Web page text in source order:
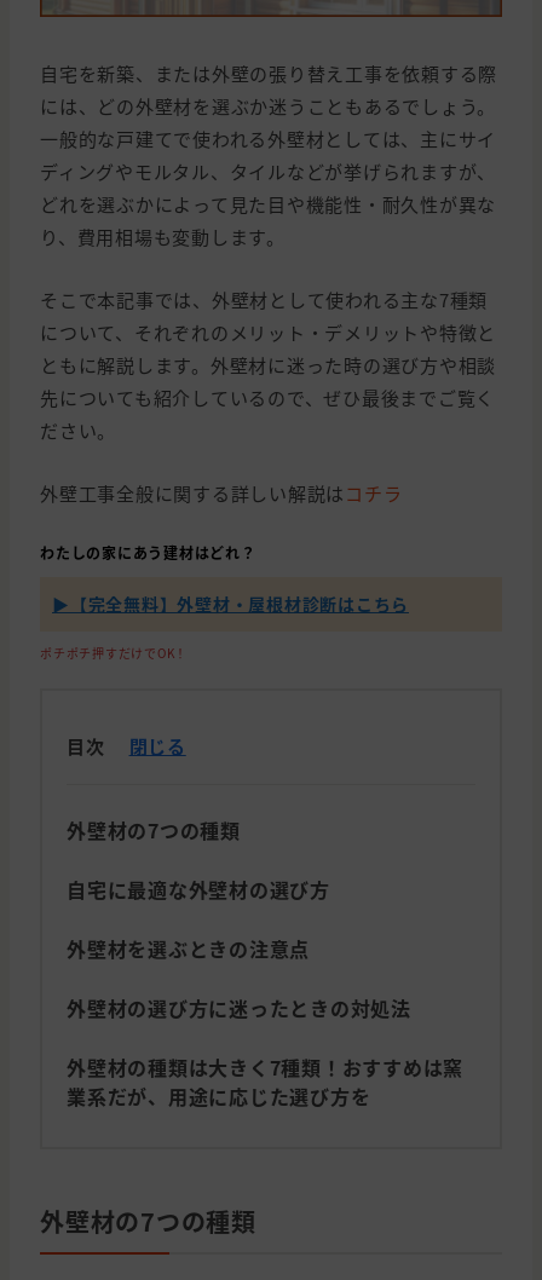
自宅を新築、または外壁の張り替え工事を依頼する際
には、どの外壁材を選ぶか迷うこともあるでしょう。
一般的な戸建てで使われる外壁材としては、主にサイ
ディングやモルタル、タイルなどが挙げられますが、
どれを選ぶかによって見た目や機能性・耐久性が異な
り、費用相場も変動します。
そこで本記事では、外壁材として使われる主な7種類
について、それぞれのメリット・デメリットや特徴と
ともに解説します。外壁材に迷った時の選び方や相談
先についても紹介しているので、ぜひ最後までご覧く
ださい。
外壁工事全般に関する詳しい解説はコチラ
わたしの家にあう建材はどれ？
▶【完全無料】外壁材・屋根材診断はこちら
ポチポチ押すだけでOK！
目次 閉じる
外壁材の7つの種類
自宅に最適な外壁材の選び方
外壁材を選ぶときの注意点
外壁材の選び方に迷ったときの対処法
外壁材の種類は大きく7種類！おすすめは窯
業系だが、用途に応じた選び方を
外壁材の7つの種類